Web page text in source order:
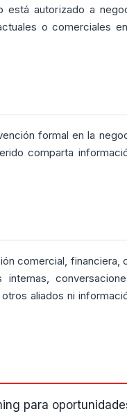
autorizado a
o comerciales
formal en la
comparta
comercial, financiera,
aliados ni
para